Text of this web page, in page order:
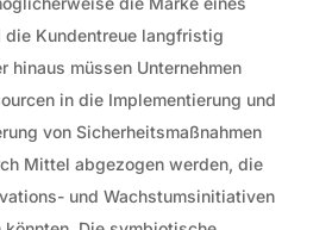
die Kundentreue langfristig
hinaus müssen Unternehmen
in die Implementierung und
von Sicherheitsmaßnahmen
Mittel abgezogen werden, die
und Wachstumsinitiativen